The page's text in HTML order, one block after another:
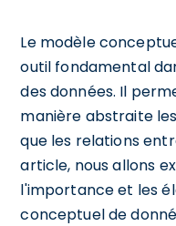
Le modèle
outil fondamental
des données. Il
manière abstraite
que les relations
article, nous allons
l'importance et les
conceptuel de